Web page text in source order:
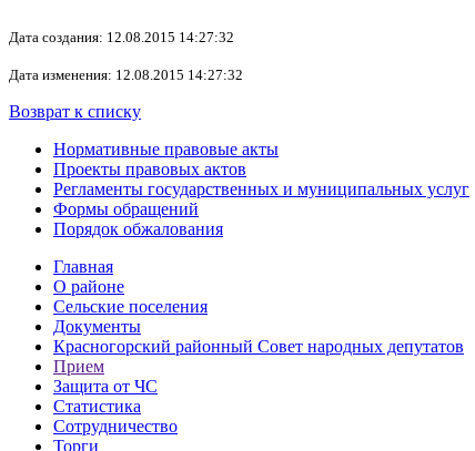
Дата создания: 12.08.2015 14:27:32
Дата изменения: 12.08.2015 14:27:32
Возврат к списку
Нормативные правовые акты
Проекты правовых актов
Регламенты государственных и муниципальных услуг
Формы обращений
Порядок обжалования
Главная
О районе
Сельские поселения
Документы
Красногорский районный Совет народных депутатов
Прием
Защита от ЧС
Статистика
Сотрудничество
Торги